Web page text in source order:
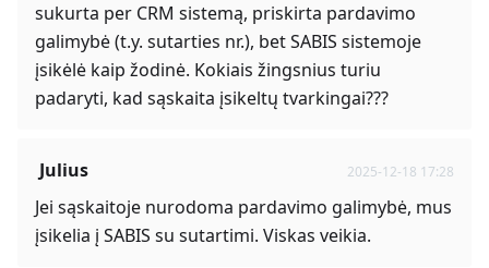
sukurta per CRM sistemą, priskirta pardavimo
galimybė (t.y. sutarties nr.), bet SABIS sistemoje
įsikėlė kaip žodinė. Kokiais žingsnius turiu
padaryti, kad sąskaita įsikeltų tvarkingai???
Julius 2025-12-18 17:28
Jei sąskaitoje nurodoma pardavimo galimybė, mus
įsikelia į SABIS su sutartimi. Viskas veikia.